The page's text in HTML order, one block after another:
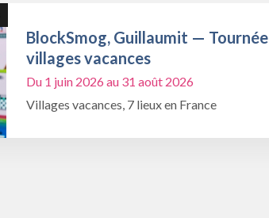
BlockSmog, Guillaumit — Tournée
villages vacances
Du 1 juin 2026 au 31 août 2026
Villages vacances, 7 lieux en France